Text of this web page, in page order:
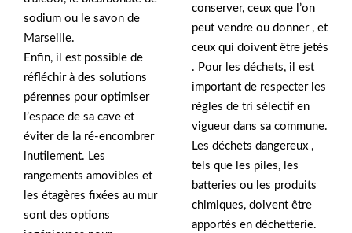
sodium ou le savon de
Marseille.
Enfin, il est possible de
réfléchir à des solutions
pérennes pour optimiser
l’espace de sa cave et
éviter de la ré-encombrer
inutilement. Les
rangements amovibles et
les étagères fixées au mur
sont des options
conserver, ceux que l’on
peut vendre ou donner , et
ceux qui doivent être jetés
. Pour les déchets, il est
important de respecter les
règles de tri sélectif en
vigueur dans sa commune.
Les déchets dangereux ,
tels que les piles, les
batteries ou les produits
chimiques, doivent être
apportés en déchetterie.